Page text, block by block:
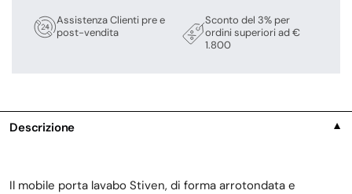
Assistenza Clienti pre e
post-vendita
Sconto del 3% per
ordini superiori ad €
1.800
Descrizione ▼
Il mobile porta lavabo Stiven, di forma arrotondata e